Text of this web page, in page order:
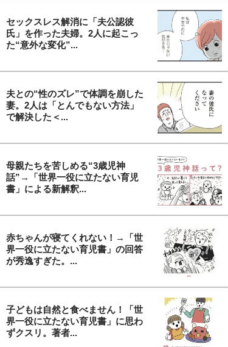
セックスレス解消に「夫公認彼
氏」を作った夫婦。2人に起こっ
た“意外な変化”...
夫との“性のズレ”で体調を崩した
妻。2人は「とんでもない方法」
で解決した＜...
母親たちを苦しめる“3歳児神
話”→「世界一役に立たない育児
書」による新解釈...
赤ちゃんが寝てくれない！→「世
界一役に立たない育児書」の回答
が秀逸すぎた。...
子どもは自然と食べません！「世
界一役に立たない育児書」に思わ
ずクスリ。著者...